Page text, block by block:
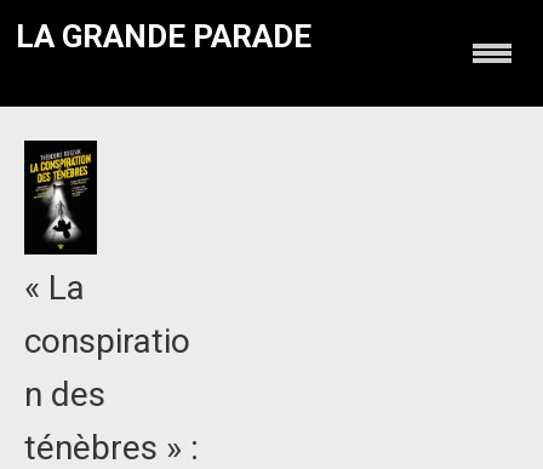
LA GRANDE PARADE
« La
conspiratio
n des
ténèbres » :